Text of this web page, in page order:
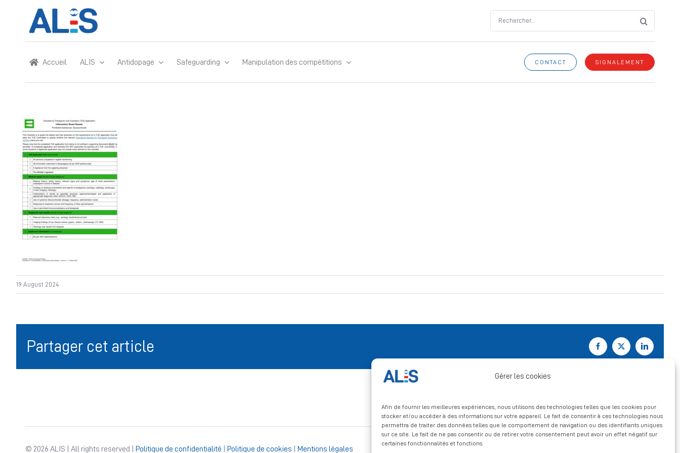
Gérer les cookies
Afin de fournir les meilleures expériences, nous utilisons des technologies telles que les cookies pour
stocker et/ou accéder à des informations sur votre appareil. Le fait de consentir à ces technologies nous
permettra de traiter des données telles que le comportement de navigation ou des identifiants uniques
sur ce site. Le fait de ne pas consentir ou de retirer votre consentement peut avoir un effet négatif sur
certaines fonctionnalités et fonctions.
for:
Accueil ALIS Antidopage Safeguarding Manipulation des compétitions CONTACT SIGNALEMENT
19 August 2024
Partager cet article Facebook
X LinkedIn
© 2026 ALIS | All rights reserved | Politique de confidentialité Politique de cookies Mentions légales